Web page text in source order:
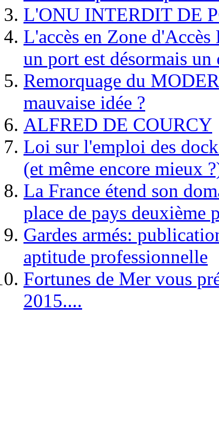
L'ONU INTERDIT DE
L'accès en Zone
un port est désormais un
Remorquage du
mauvaise idée ?
ALFRED DE COURCY
Loi sur l'emploi des
(et même encore mieux
La France étend son
place de pays deuxième
Gardes armés:
aptitude professionnelle
Fortunes de Mer vous
2015....